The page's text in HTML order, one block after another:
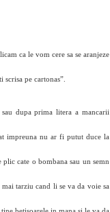
ca le vom cere sa se aranjeze
pe cartonas”.
dupa prima litera a mancarii
impreuna nu ar fi putut duce la
cate o bombana sau un semn
tarziu cand li se va da voie sa